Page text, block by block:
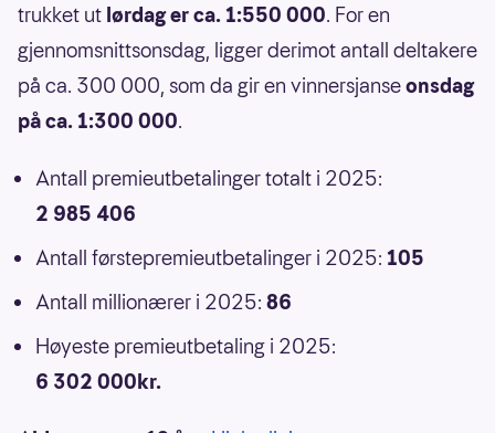
trukket ut lørdag er ca. 1:550 000. For en
gjennomsnittsonsdag, ligger derimot antall deltakere
på ca. 300 000, som da gir en vinnersjanseonsdag
på ca. 1:300 000.
Antall premieutbetalinger totalt i 2025:
2 985 406
Antall førstepremieutbetalinger i 2025: 105
Antall millionærer i 2025: 86
Høyeste premieutbetaling i 2025:
6 302 000kr.